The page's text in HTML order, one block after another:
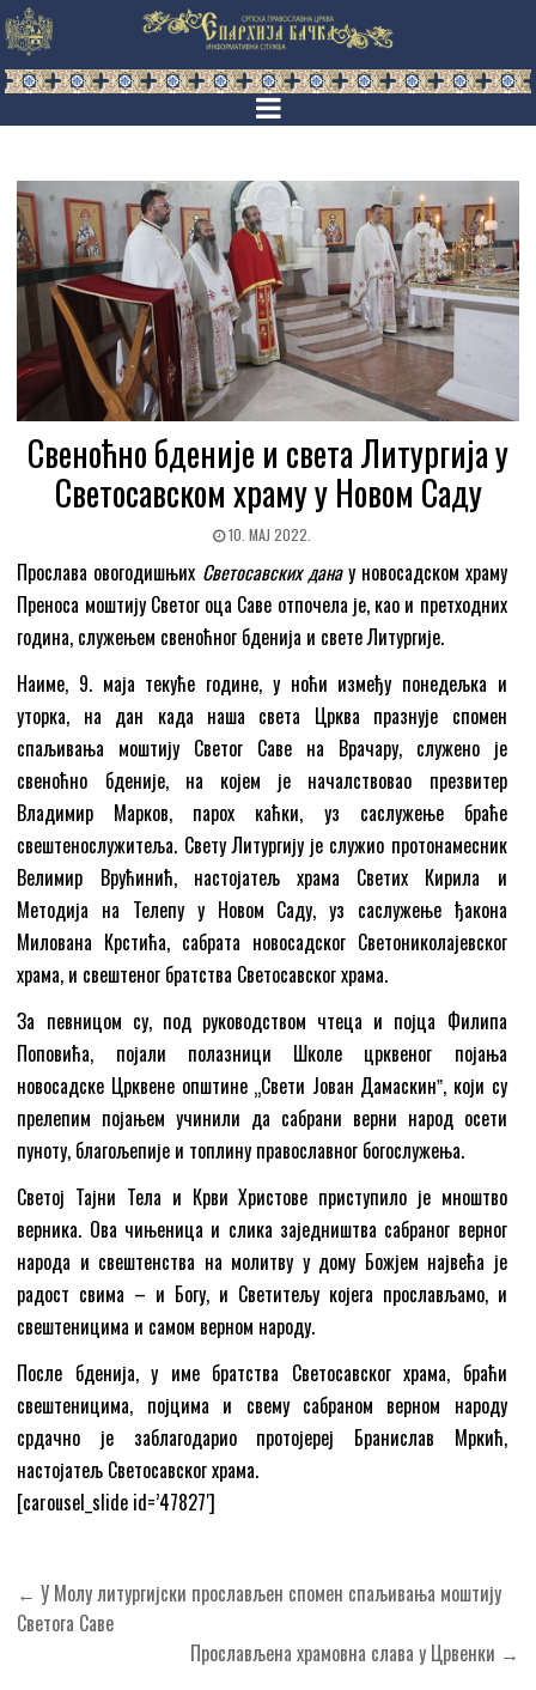
Свеноћно бденије и света Литургија у
Светосавском храму у Новом Саду
10. МАЈ 2022.
Прослава овогодишњих Светосавских данау новосадском храму
Преноса моштију Светог оца Саве отпочела је, као и претходних
година, служењем свеноћног бденија и свете Литургије.
Наиме, 9. маја текуће године, у ноћи између понедељка и
уторка, на дан када наша света Црква празнује спомен
спаљивања моштију Светог Саве на Врачару, служено је
свеноћно бденије, на којем је началствовао презвитер
Владимир Марков, парох каћки, уз саслужење браће
свештенослужитеља. Свету Литургију је служио протонамесник
Велимир Врућинић, настојатељ храма Светих Кирила и
Методија на Телепу у Новом Саду, уз саслужење ђакона
Милована Крстића, сабрата новосадског Светониколајевског
храма, и свештеног братства Светосавског храма.
За певницом су, под руководством чтеца и појца Филипа
Поповића, појали полазници Школе црквеног појања
новосадске Црквене општине „Свети Јован Дамаскинˮ, који су
прелепим појањем учинили да сабрани верни народ осети
пуноту, благољепије и топлину православног богослужења.
Светој Тајни Тела и Крви Христове приступило је мноштво
верника. Ова чињеница и слика заједништва сабраног верног
народа и свештенства на молитву у дому Божјем највећа је
радост свима – и Богу, и Светитељу којега прослављамо, и
свештеницима и самом верном народу.
После бденија, у име братства Светосавског храма, браћи
свештеницима, појцима и свему сабраном верном народу
срдачно је заблагодарио протојереј Бранислав Мркић,
настојатељ Светосавског храма.
[carousel_slide id=’47827′]
Кретање
чланка
← У Молу литургијски прослављен спомен спаљивања моштију
Светога Саве
Прослављена храмовна слава у Црвенки →